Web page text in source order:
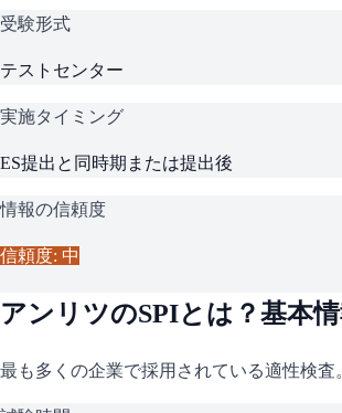
受験形式
テストセンター
実施タイミング
ES提出と同時期または提出後
情報の信頼度
信頼度: 中
アンリツのSPIとは？基本
最も多くの企業で採用されている適性検査